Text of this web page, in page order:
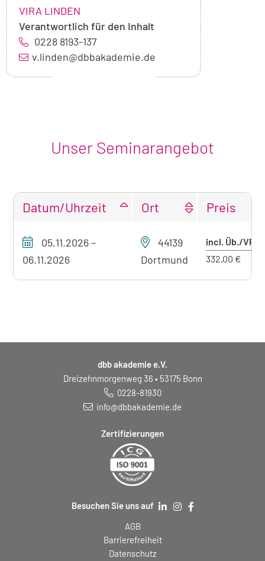
NAME:
VIRA LINDEN
Verantwortlich für den Inhalt
0228 8193-137
v.linden@dbbakademie.de
Unser Seminarangebot
Übersicht
unseres
Seminarangebots
Datum/Uhrzeit Ort Preis
05.11.2026–
06.11.2026
44139
Dortmund
incl. Üb./VP
332,00 €
dbb akademie e.V.
Dreizehnmorgenweg 36 • 53175 Bonn
0228-81930
info@dbbakademie.de
Zertifizierungen
Besuchen Sie uns auf
AGB
Barrierefreiheit
Datenschutz